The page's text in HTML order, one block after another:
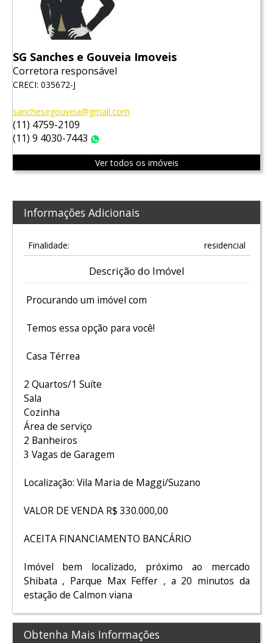
SG Sanches e Gouveia Imoveis
Corretora responsável
CRECI: 035672-J
sanchesegouveia@gmail.com
(11) 4759-2109
(11) 9 4030-7443
Ver todos os imóveis
Informações Adicionais
Finalidade: residencial
Descrição do Imóvel
Procurando um imóvel com
Temos essa opção para você!
Casa Térrea
2 Quartos/1 Suíte
Sala
Cozinha
Área de serviço
2 Banheiros
3 Vagas de Garagem
Localização: Vila Maria de Maggi/Suzano
VALOR DE VENDA R$ 330.000,00
ACEITA FINANCIAMENTO BANCÁRIO
Imóvel bem localizado, próximo ao mercado
Shibata , Parque Max Feffer , a 20 minutos da
estação de Calmon viana
Obtenha Mais Informações